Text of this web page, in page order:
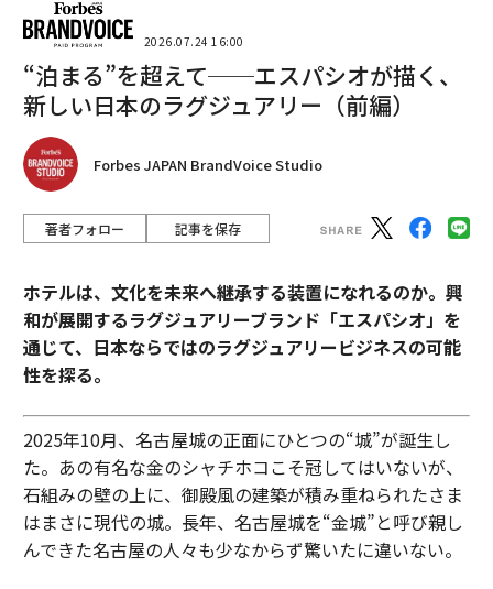
2026.07.24 16:00
“泊まる”を超えて──エスパシオが描く、
新しい日本のラグジュアリー（前編）
Forbes JAPAN BrandVoice Studio
著者フォロー 記事を保存
ホテルは、文化を未来へ継承する装置になれるのか。興
和が展開するラグジュアリーブランド「エスパシオ」を
通じて、日本ならではのラグジュアリービジネスの可能
性を探る。
2025年10月、名古屋城の正面にひとつの“城”が誕生し
た。あの有名な金のシャチホコこそ冠してはいないが、
石組みの壁の上に、御殿風の建築が積み重ねられたさま
はまさに現代の城。長年、名古屋城を“金城”と呼び親し
んできた名古屋の人々も少なからず驚いたに違いない。